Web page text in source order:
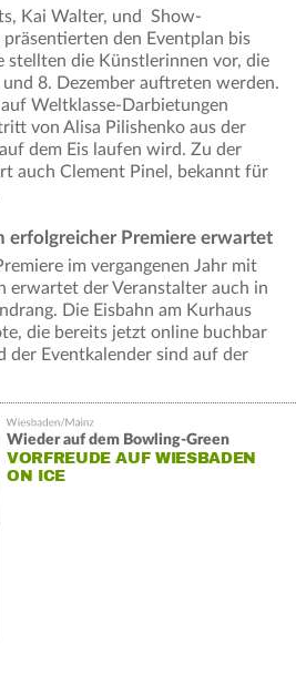
Kai Walter, und Show-
den Eventplan bis
stellten die Künstlerinnen vor, die
und 8. Dezember auftreten werden.
Weltklasse-Darbietungen
von Alisa Pilishenko aus der
dem Eis laufen wird. Zu der
auch Clement Pinel, bekannt für
erfolgreicher Premiere erwartet
im vergangenen Jahr mit
erwartet der Veranstalter auch in
Die Eisbahn am Kurhaus
die bereits jetzt online buchbar
der Eventkalender sind auf der
Wieder auf dem Bowling-Green
VORFREUDE AUF WIESBADEN
ON ICE